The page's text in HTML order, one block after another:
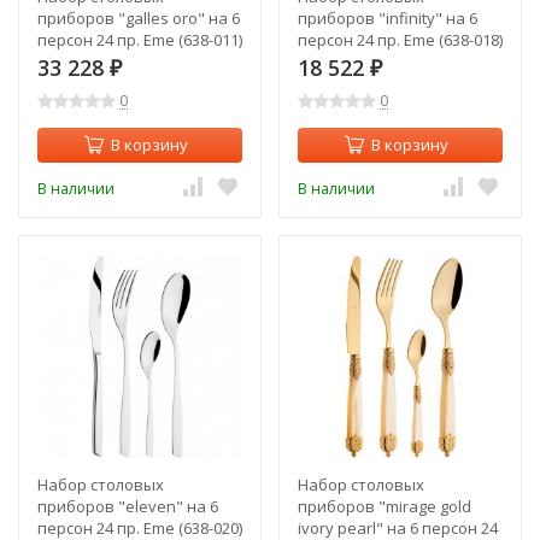
приборов "galles oro" на 6
персон 24 пр. Eme (638-011)
33 228 ₽
0
В корзину
В наличии
приборов "infinity" на 6
персон 24 пр. Eme (638-018)
18 522 ₽
0
В корзину
В наличии
Набор столовых
приборов "eleven" на 6
персон 24 пр. Eme (638-020)
Набор столовых
приборов "mirage gold
ivory pearl" на 6 персон 24